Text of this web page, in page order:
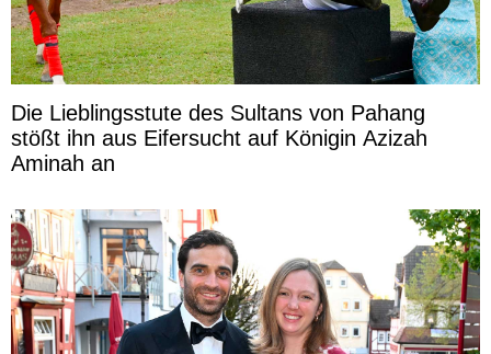
Die Lieblingsstute des Sultans von Pahang
stößt ihn aus Eifersucht auf Königin Azizah
Aminah an